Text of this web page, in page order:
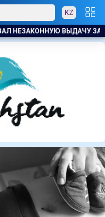
KZ
К ЧЕМУ ПРИДЁТ СУД?